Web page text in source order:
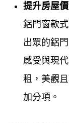
品質的嚴謹要
服務，有良好
的肯定，才能
問題歡迎來電
鋁門窗工程宅急
提升房屋
鋁門窗款
出眾的鋁
感受與現
租，美觀
加分項。